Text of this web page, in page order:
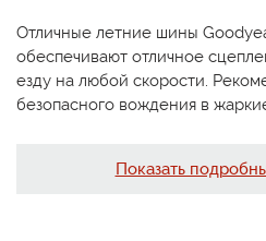
Отличные летние шины
обеспечивают отличное
езду на любой скорости.
безопасного вождения в
Показать